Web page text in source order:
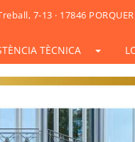
7-13 · 17846
TÈCNICA